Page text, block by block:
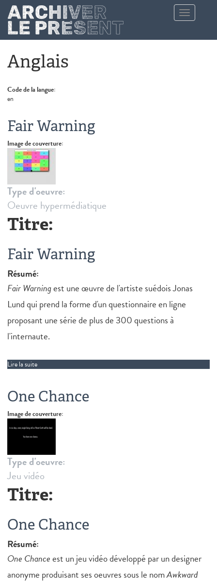
Aller au contenu principal
Toggle
navigation
Anglais
Code de la langue:
en
Fair Warning
Image de couverture:
Type d'oeuvre:
Oeuvre hypermédiatique
Titre:
Fair Warning
Résumé:
Fair Warningest une œuvre de l'artiste suédois Jonas
Lund qui prend la forme d'un questionnaire en ligne
proposant une série de plus de 300 questions à
l'internaute.
Lire la suite
One Chance
Image de couverture:
Type d'oeuvre:
Jeu vidéo
Titre:
One Chance
Résumé:
One Chanceest un jeu vidéo développé par un designer
anonyme produisant ses oeuvres sous le nomAwkward